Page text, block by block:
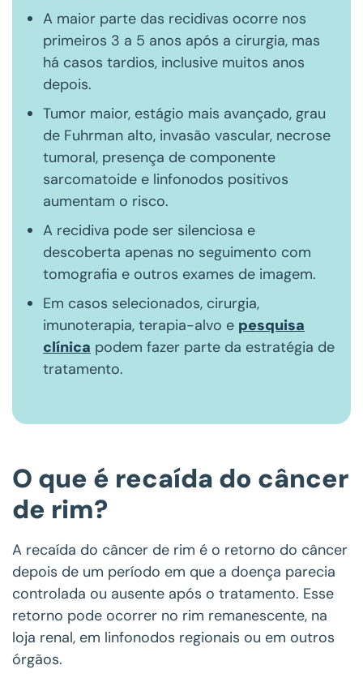
A maior parte das recidivas ocorre nos
primeiros 3 a 5 anos após a cirurgia, mas
há casos tardios, inclusive muitos anos
depois.
Tumor maior, estágio mais avançado, grau
de Fuhrman alto, invasão vascular, necrose
tumoral, presença de componente
sarcomatoide e linfonodos positivos
aumentam o risco.
A recidiva pode ser silenciosa e
descoberta apenas no seguimento com
tomografia e outros exames de imagem.
Em casos selecionados, cirurgia,
imunoterapia, terapia-alvo e pesquisa
clínica podem fazer parte da estratégia de
tratamento.
O que é recaída do câncer
de rim?
A recaída do câncer de rim é o retorno do câncer
depois de um período em que a doença parecia
controlada ou ausente após o tratamento. Esse
retorno pode ocorrer no rim remanescente, na
loja renal, em linfonodos regionais ou em outros
órgãos.